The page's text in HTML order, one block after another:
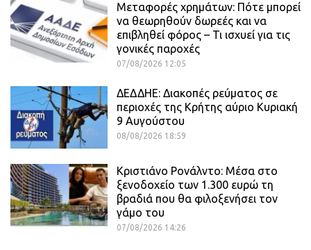
Μεταφορές χρημάτων: Πότε μπορεί
να θεωρηθούν δωρεές και να
επιβληθεί φόρος – Τι ισχυεί για τις
γονικές παροχές
07/08/2026 12:05
ΔΕΔΔΗΕ: Διακοπές ρεύματος σε
περιοχές της Κρήτης αύριο Κυριακή
9 Αυγούστου
08/08/2026 18:59
Κριστιάνο Ρονάλντο: Μέσα στο
ξενοδοχείο των 1.300 ευρώ τη
βραδιά που θα φιλοξενήσει τον
γάμο του
07/08/2026 14:26